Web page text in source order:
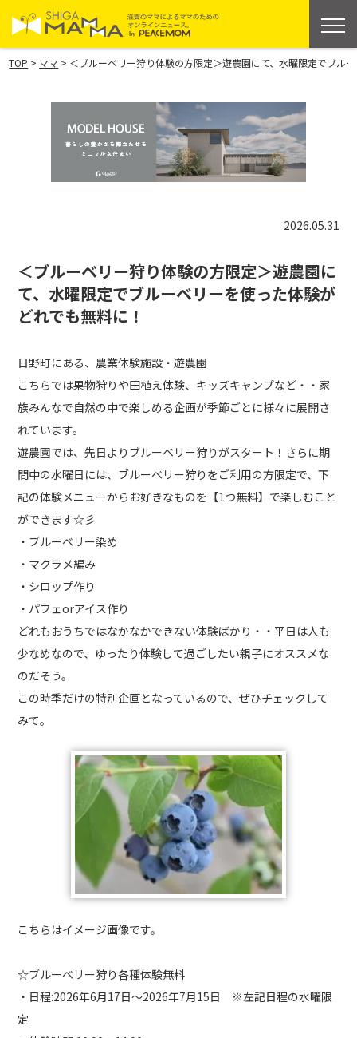
TOP > ママ > ＜ブルーベリー狩り体験の方限定＞遊農園にて、水曜限定でブル
2026.05.31
＜ブルーベリー狩り体験の方限定＞遊農園に
て、水曜限定でブルーベリーを使った体験が
どれでも無料に！
日野町にある、農業体験施設・遊農園
こちらでは果物狩りや田植え体験、キッズキャンプなど・・家
族みんなで自然の中で楽しめる企画が季節ごとに様々に展開さ
れています。
遊農園では、先日よりブルーベリー狩りがスタート！さらに期
間中の水曜日には、ブルーベリー狩りをご利用の方限定で、下
記の体験メニューからお好きなものを【1つ無料】で楽しむこと
ができます☆彡
・ブルーベリー染め
・マクラメ編み
・シロップ作り
・パフェorアイス作り
どれもおうちではなかなかできない体験ばかり・・平日は人も
少なめなので、ゆったり体験して過ごしたい親子にオススメな
のだそう。
この時季だけの特別企画となっているので、ぜひチェックして
みて。
こちらはイメージ画像です。
☆ブルーベリー狩り各種体験無料
・日程:2026年6月17日～2026年7月15日 ※左記日程の水曜限
定